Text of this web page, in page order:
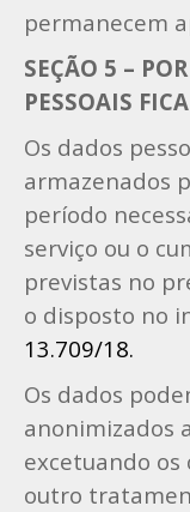
permanecem
SEÇÃO 5 –
PESSOAIS
Os dados
armazenados
período
serviço ou o
previstas no
o disposto no
13.709/18.
Os dados
anonimizados
excetuando os
outro